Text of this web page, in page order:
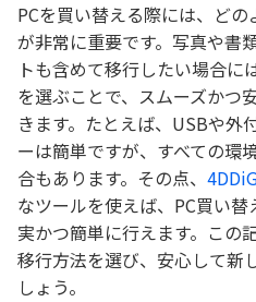
PCを買い替える際には、ど
が非常に重要です。写真や書
トも含めて移行したい場合に
を選ぶことで、スムーズかつ
きます。たとえば、USBや外
ーは簡単ですが、すべての環
合もあります。その点、
なツールを使えば、PC買い
実かつ簡単に行えます。この
移行方法を選び、安心して新
しょう。